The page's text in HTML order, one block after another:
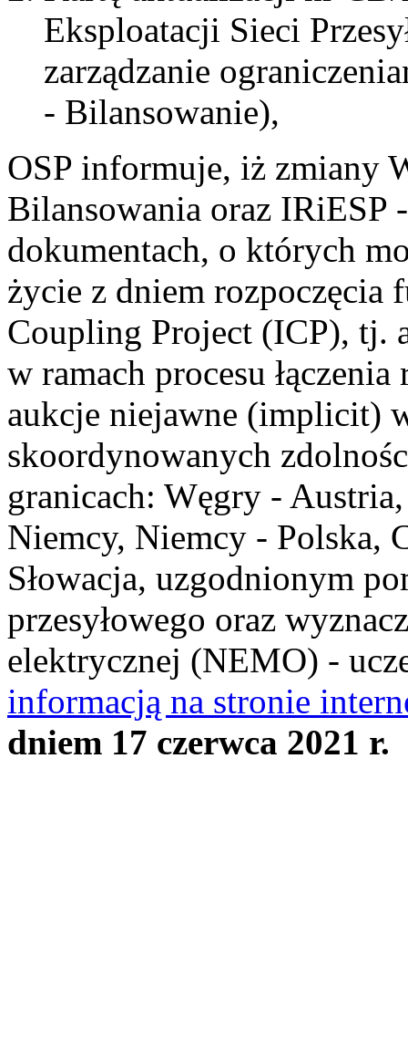
Eksploatacji Sieci
zarządzanie
- Bilansowanie),
OSP informuje, iż zmiany
Bilansowania oraz IRiESP
dokumentach, o których
życie z dniem
Coupling Project (ICP), tj.
w ramach procesu
aukcje niejawne (implicit)
skoordynowanych
granicach: Węgry -
Niemcy, Niemcy - Polska,
Słowacja, uzgodnionym
przesyłowego oraz
elektrycznej (NEMO) -
informacją na stronie
dniem 17 czerwca 2021 r.